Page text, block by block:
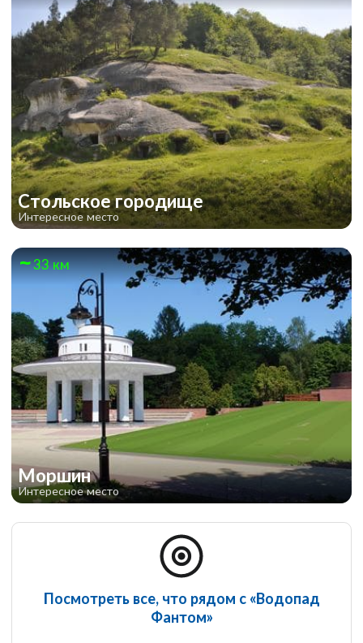
Стольское городище
Интересное место
33 км
Моршин
Интересное место
Посмотреть все, что рядом с «Водопад
Фантом»